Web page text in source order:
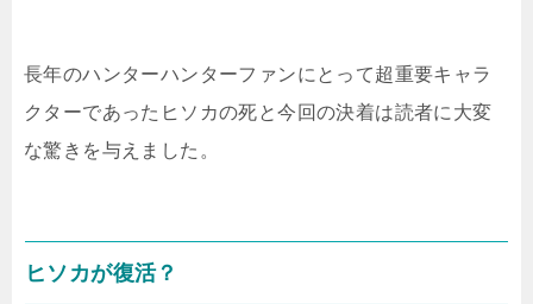
長年のハンターハンターファンにとって超重要キャラ
クターであったヒソカの死と今回の決着は読者に大変
な驚きを与えました。
ヒソカが復活？